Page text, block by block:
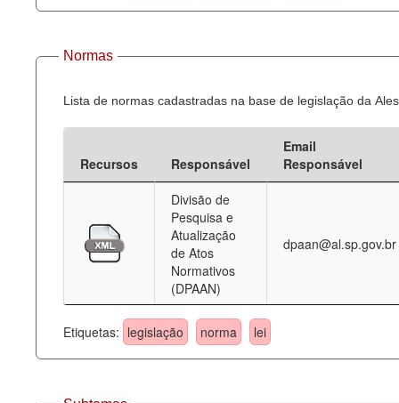
Contato
Normas
Lista de normas cadastradas na base de legislação da
Recursos Responsável
Email
Responsável
Divisão de
Pesquisa e
Atualização
de Atos
Normativos
(DPAAN)
dpaan@al.sp.gov.br
Etiquetas: legislação norma lei